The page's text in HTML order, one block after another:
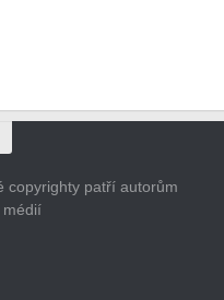
copyrighty patří autorům
médií